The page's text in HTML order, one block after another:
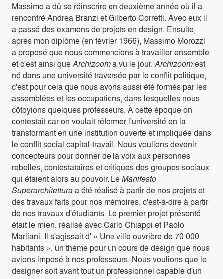
Massimo a dû se réinscrire en deuxième année où il a
rencontré Andrea Branzi et Gilberto Corretti. Avec eux il
a passé des examens de projets en design. Ensuite,
après mon diplôme (en février 1966), Massimo Morozzi
a proposé que nous commencions à travailler ensemble
et c'est ainsi queArchizooma vu le jour.Archizoomest
né dans une université traversée par le conflit politique,
c'est pour cela que nous avons aussi été formés par les
assemblées et les occupations, dans lesquelles nous
côtoyions quelques professeurs. À cette époque on
contestait car on voulait réformer l'université en la
transformant en une institution ouverte et impliquée dans
le conflit social capital-travail. Nous voulions devenir
concepteurs pour donner de la voix aux personnes
rebelles, contestataires et critiques des groupes sociaux
qui étaient alors au pouvoir. LeManifesto
Superarchitetturaa été réalisé à partir de nos projets et
des travaux faits pour nos mémoires, c'est-à-dire à partir
de nos travaux d'étudiants. Le premier projet présenté
était le mien, réalisé avec Carlo Chiappi et Paolo
Marliani. Il s'agissait d' « Une ville ouvrière de 70 000
habitants », un thème pour un cours de design que nous
avions imposé à nos professeurs. Nous voulions que le
designer soit avant tout un professionnel capable d'un